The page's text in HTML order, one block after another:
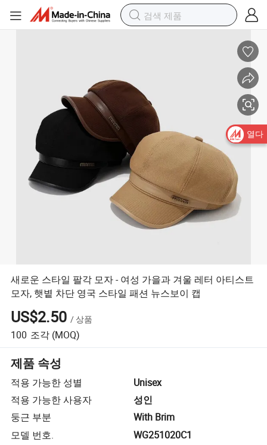
새로운 스타일 팔각 모자 - 여성 가을과 겨울 레터 아티스트
모자, 햇볕 차단 영국 스타일 패션 뉴스보이 캡
US$2.50 / 상품
100 조각 (MOQ)
제품 속성
적용 가능한 성별
Unisex
적용 가능한 사용자
성인
둥근 부분
With Brim
모델 번호.
WG251020C1
열다